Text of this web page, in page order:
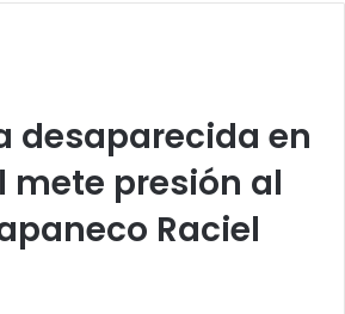
desaparecida en
mete presión al
Raciel